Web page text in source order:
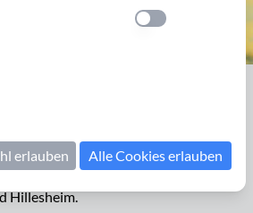
des Hillesheimer
Hillesheimer See mit
Bolsdorfer Tälchen. Bei dem See
Hillesheim.
anwenden
Einstellung
anwenden
erlauben Alle Cookies erlauben